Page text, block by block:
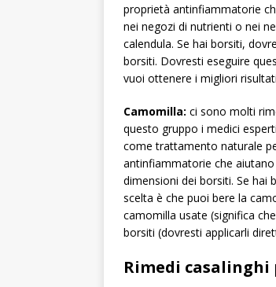
proprietà antinfiammatorie
nei negozi di nutrienti o nei
calendula. Se hai borsiti,
borsiti. Dovresti eseguire
vuoi ottenere i migliori
Camomilla: ci sono molti
questo gruppo i medici
come trattamento naturale
antinfiammatorie che
dimensioni dei borsiti. Se hai
scelta è che puoi bere la
camomilla usate (significa
borsiti (dovresti applicarli
Rimedi casalinghi